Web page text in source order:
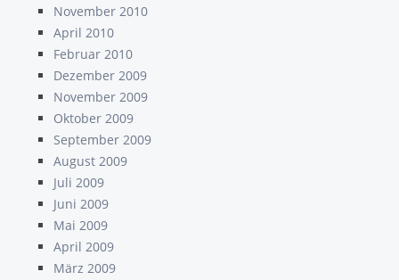
November 2010
April 2010
Februar 2010
Dezember 2009
November 2009
Oktober 2009
September 2009
August 2009
Juli 2009
Juni 2009
Mai 2009
April 2009
März 2009